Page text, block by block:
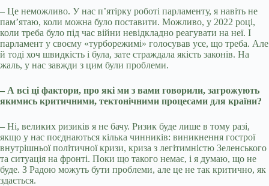
– Це неможливо. У нас п’ятірку роботі парламенту, я навіть не
пам’ятаю, коли можна було поставити. Можливо, у 2022 році,
коли треба було під час війни невідкладно реагувати на неї. І
парламент у своєму «турборежимі» голосував усе, що треба. Але
й тоді хоч швидкість і була, зате страждала якість законів. На
жаль, у нас завжди з цим були проблеми.
– А всі ці фактори, про які ми з вами говорили, загрожують
якимись критичними, тектонічними процесами для країни?
– Ні, великих ризиків я не бачу. Ризик буде лише в тому разі,
якщо у нас поєднаються кілька чинників: виникнення гострої
внутрішньої політичної кризи, криза з легітимністю Зеленського
та ситуація на фронті. Поки що такого немає, і я думаю, що не
буде. З Радою можуть бути проблеми, але це не так критично, як
здається.